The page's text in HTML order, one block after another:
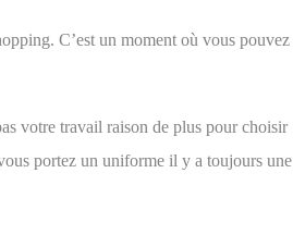
C’est un moment où vous pouvez
votre travail raison de plus pour choisir
portez un uniforme il y a toujours une